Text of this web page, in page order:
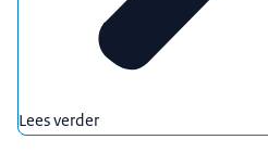
Lees verder